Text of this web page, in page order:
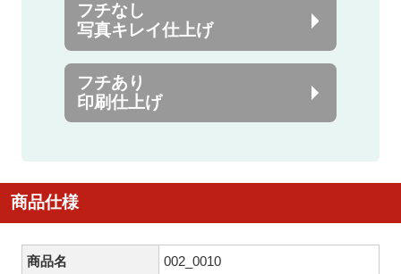
フチなし
写真キレイ仕上げ
フチあり
印刷仕上げ
商品仕様
商品名 002_0010